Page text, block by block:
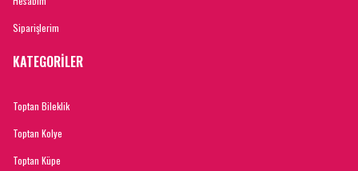
Siparişlerim
KATEGORİLER
Toptan Bileklik
Toptan Kolye
Toptan Küpe